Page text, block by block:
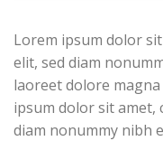
Lorem ipsum dolor
elit, sed diam
laoreet dolore
ipsum dolor sit amet,
diam nonummy nibh